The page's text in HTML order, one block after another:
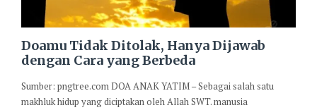
Doamu Tidak Ditolak, Hanya Dijawab
dengan Cara yang Berbeda
Sumber: pngtree.com DOA ANAK YATIM – Sebagai salah satu
makhluk hidup yang diciptakan oleh Allah SWT. manusia